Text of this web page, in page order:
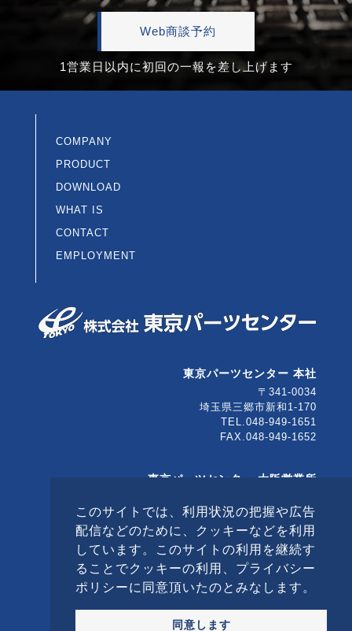
このサイトでは、利用状況の把握や広告
配信などのために、クッキーなどを利用
しています。このサイトの利用を継続す
ることでクッキーの利用、プライバシー
ポリシーに同意頂いたのとみなします。
同意します
Web商談予約
1営業日以内に初回の一報を差し上げます
COMPANY
PRODUCT
DOWNLOAD
WHAT IS
CONTACT
EMPLOYMENT
東京パーツセンター 本社
〒341-0034
埼玉県三郷市新和1-170
TEL.048-949-1651
FAX.048-949-1652
東京パーツセンター 大阪営業所
大阪府茨木市西駅前町5-10
茨木大同生命ビル5F
TEL.072-646-8522
FAX.072-623-0890